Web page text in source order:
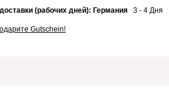
(рабочих дней): Германия 3 - 4 Дня
Gutschein!